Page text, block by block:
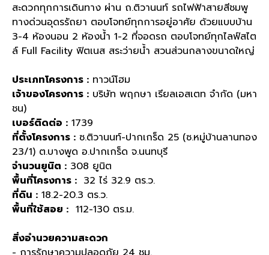
สะดวกทุกการเดินทาง ผ่าน ถ.ติวานนท์ รถไฟฟ้าสายสีชมพู
ทางด่วนอุดรรัถยา ตอบโจทย์ทุกการอยู่อาศัย ด้วยแบบบ้าน
3-4 ห้องนอน 2 ห้องน้ำ 1-2 ที่จอดรถ ตอบโจทย์ทุกไลฟ์สไต
ล์ Full Facility ฟิตเนส สระว่ายน้ำ สวนส่วนกลางขนาดใหญ่
ประเภทโครงการ : ทาวน์โฮม
เจ้าของโครงการ : บริษัท พฤกษา เรียลเอสเตท จำกัด (มหา
ชน)
เบอร์ติดต่อ : 1739
ที่ตั้งโครงการ : ซ.ติวานนท์-ปากเกร็ด 25 (ซ.หมู่บ้านลานทอง
23/1) ต.บางพูด อ.ปากเกร็ด จ.นนทบุรี
จำนวนยูนิต : 308 ยูนิต
พื้นที่โครงการ : 32 ไร่ 32.9 ตร.ว.
ที่ดิน : 18.2-20.3 ตร.ว.
พื้นที่ใช้สอย : 112-130 ตร.ม.
สิ่งอำนวยความสะดวก